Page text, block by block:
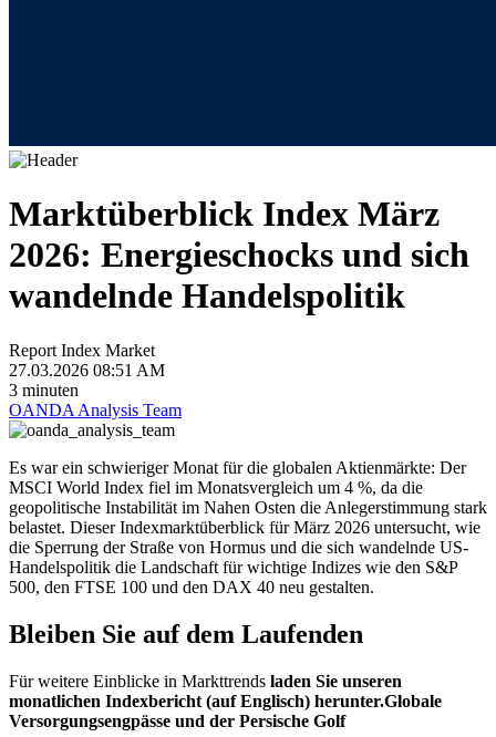
Marktüberblick Index März
2026: Energieschocks und sich
wandelnde Handelspolitik
Report Index Market
27.03.2026 08:51 AM
3 minuten
OANDA Analysis Team
Es war ein schwieriger Monat für die globalen Aktienmärkte: Der
MSCI World Index fiel im Monatsvergleich um 4 %, da die
geopolitische Instabilität im Nahen Osten die Anlegerstimmung stark
belastet. Dieser Indexmarktüberblick für März 2026 untersucht, wie
die Sperrung der Straße von Hormus und die sich wandelnde US-
Handelspolitik die Landschaft für wichtige Indizes wie den S&P
500, den FTSE 100 und den DAX 40 neu gestalten.
Bleiben Sie auf dem Laufenden
Für weitere Einblicke in Markttrends laden Sie unseren
monatlichen Indexbericht (auf Englisch) herunter.Globale
Versorgungsengpässe und der Persische Golf